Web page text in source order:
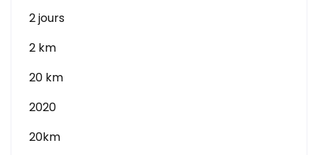
2 jours
2 km
20 km
2020
20km